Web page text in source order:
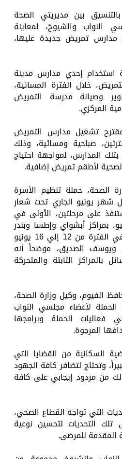
بين مديريتي الصحة
النواب والشيوخ، لمعاينة
مدارس تمريض جديدة عليها،
استخدام إحدي مدارس مدينة
خلال الفترة المسائية،
وصيانة مدرسة التمريض
المركزي.
تشغيل مدارس التمريض
صباحية ومسائية، وذلك
المدارس، لمواجهة احتياج
لأطقم تمريض إضافية.
الصحة، حملة تنظيم الأسرة
شهر يونيو الجاري تحت شعار
على مرحلتين، الأولى في
من 5 إلي 9 يونيو، بمراكز أبشواي وإطسا وبندر
ومركز الفيوم، والثانية في الفترة من 12 إلي 16 يونيو
ويوسف الصديق، موضحاً أنه
بالمراكز الثابتة والمتحركة
الفيوم، وكيل وزارة الصحة،
لأعضاء مجلسي النواب
فعاليات الحملة وبرامجها
المرجوة.
السكانية من القضايا التي
وتحتاج لتضافر كافة الجهود
من مردود إيجابي على كافة
التي تواجه القطاع الصحي،
تلك التحديات لتحسين نوعية
المقدمة للمرضى.